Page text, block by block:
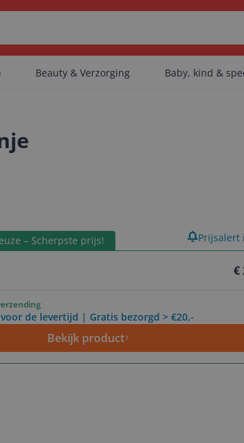
geen categorieën gevonden.
geen artikelen gevonden.
Beauty & Verzorging Baby, kind &
– Scherpste prijs!
€
de levertijd | Gratis bezorgd > €20,-
Bekijk product
Prijsalert